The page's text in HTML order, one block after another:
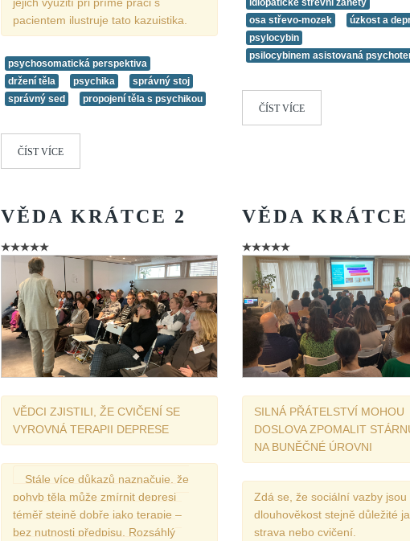
pacientem ilustruje tato kazuistika.
psychosomatická perspektiva
držení těla
psychika
správný stoj
správný sed
propojení těla s psychikou
ČÍST VÍCE
idiopatické střevní záněty
osa střevo-mozek
úzkost a
psylocybin
psilocybinem asistovaná
ČÍST VÍCE
VĚDA KRÁTCE 2
VĚDCI ZJISTILI, ŽE CVIČENÍ SE
VYROVNÁ TERAPII DEPRESE
Stále více důkazů naznačuje, že
pohyb těla může zmírnit depresi
téměř stejně dobře jako terapie –
bez nutnosti předpisu. Rozsáhlý
VĚDA KRÁTCE
SILNÁ PŘÁTELSTVÍ MOHOU
DOSLOVA ZPOMALIT
NA BUNĚČNÉ ÚROVNI
Zdá se, že sociální vazby jsou
dlouhověkost stejně důležité
strava nebo cvičení.